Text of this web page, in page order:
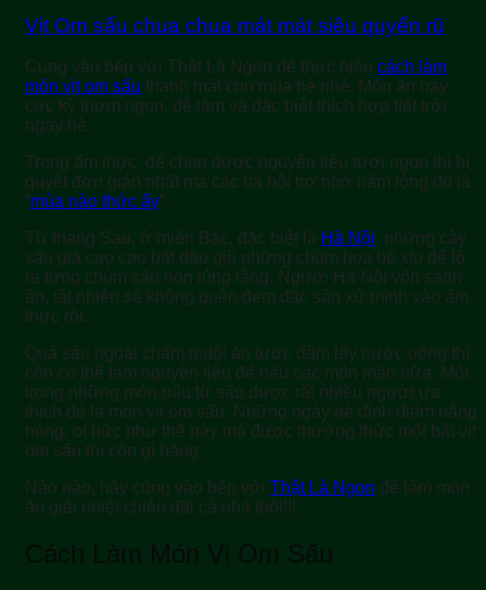
Vịt Om sấu chua chua mát mát siêu quyến rũ
Cùng vào bếp với Thật Là Ngon để thực hiện cách làm
món vịt om sấu thanh mát cho mùa hè nhé. Món ăn này
cực kỳ thơm ngon, dễ làm và đặc biệt thích hợp tiết trời
ngày hè.
Trong ẩm thực, để chọn được nguyên liệu tươi ngon thì bí
quyết đơn giản nhất mà các bà nội trợ nhớ nằm lòng đó là
“mùa nào thức ấy”.
Từ tháng Sáu, ở miền Bắc, đặc biệt là Hà Nội, những cây
sấu già cao cao bắt đầu giũ những chùm hoa bé xíu để lộ
ra từng chùm sấu non lủng lẳng. Người Hà Nội vốn sành
ăn, tất nhiên sẽ không quên đem đặc sản xứ mình vào ẩm
thực rồi.
Quả sấu ngoài chấm muối ăn tươi, dầm lấy nước uống thì
còn có thể làm nguyên liệu để nấu các món mặn nữa. Một
trong những món nấu từ sấu được rất nhiều người ưa
thích đó là món vịt om sấu. Những ngày hè đỉnh điểm nắng
nóng, oi bức như thế này mà được thưởng thức một bát vịt
om sấu thì còn gì bằng.
Nào nào, hãy cùng vào bếp với Thật Là Ngon để làm món
ăn giải nhiệt chiêu đãi cả nhà thôi!!!
Cách Làm Món Vị Om Sấu